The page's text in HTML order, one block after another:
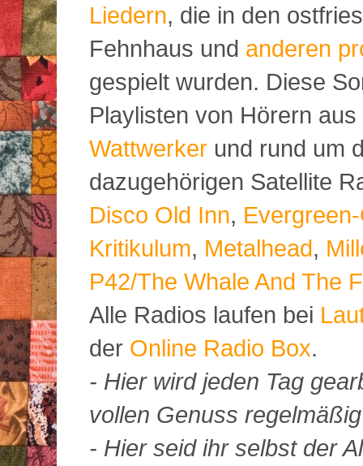
Liedern, die in den
Fehnhaus und anderen
gespielt wurden. Diese
Playlisten von Hörern
Wattwerker und rund um
dazugehörigen Satellite
Disco Old Inn,
Kritikulum, Metalhead,
P42/The Whale And The
Alle Radios laufen bei
der Online Radio Box.
- Hier wird jeden Tag
vollen Genuss
- Hier seid ihr selbst der